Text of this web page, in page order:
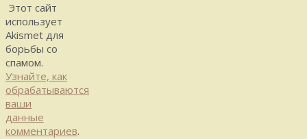
Этот сайт
использует
Akismet для
борьбы со
спамом.
Узнайте, как
обрабатываются
ваши
данные
комментариев.